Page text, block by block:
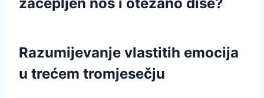
Razumijevanje vlastitih emocija
u trećem tromjesečju